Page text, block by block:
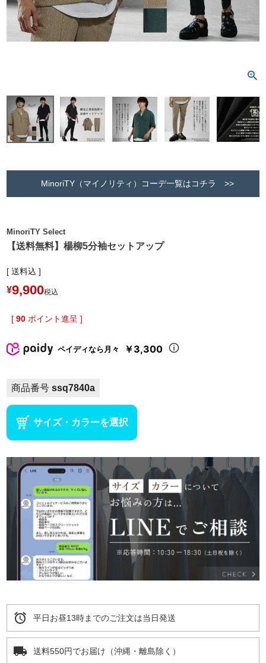
MinoriTY（マイノリティ）コーデ一覧はコチラ >>
MinoriTY Select
【送料無料】楊柳5分袖セットアップ
送料込
¥9,900税込
[ 90 ポイント進呈 ]
ペイディなら月々 ￥3,300
商品番号 ssq7840a
サイズ・カラーを選択
alarm 平日お昼13時までのご注文は当日発送
local_shipping 送料550円でお届け（沖縄・離島除く）